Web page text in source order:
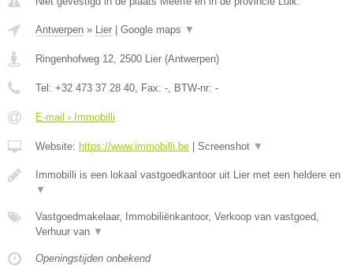
Antwerpen » Lier Google maps ▼
Ringenhofweg 12, 2500 Lier (Antwerpen)
Tel: +32 473 37 28 40, Fax: -, BTW-nr: -
E-mail › Immobilli
Website: https://www.immobilli.be Screenshot ▼
Immobilli is een lokaal vastgoedkantoor uit Lier met een heldere en
▼
Vastgoedmakelaar, Immobiliënkantoor, Verkoop van vastgoed,
Verhuur van ▼
Openingstijden onbekend